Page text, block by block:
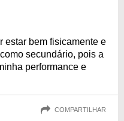
estar bem fisicamente e
secundário, pois a
performance e
COMPARTILHAR